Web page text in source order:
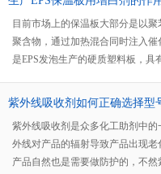
列的助剂当中荧光增白剂无疑是
我们要选择正确的挤塑板增白剂。
目前市场上的保温板大部分是以
聚含物，通过加热混合同时注入
是EPS发泡生产的硬质塑料板，
产厂家也越来越多，厂家们在生
紫外线吸收剂如何正确选择型
紫外线吸收剂是众多化工助剂中
外线对产品的辐射导致产品出现
产品自然也是需要做防护的，不